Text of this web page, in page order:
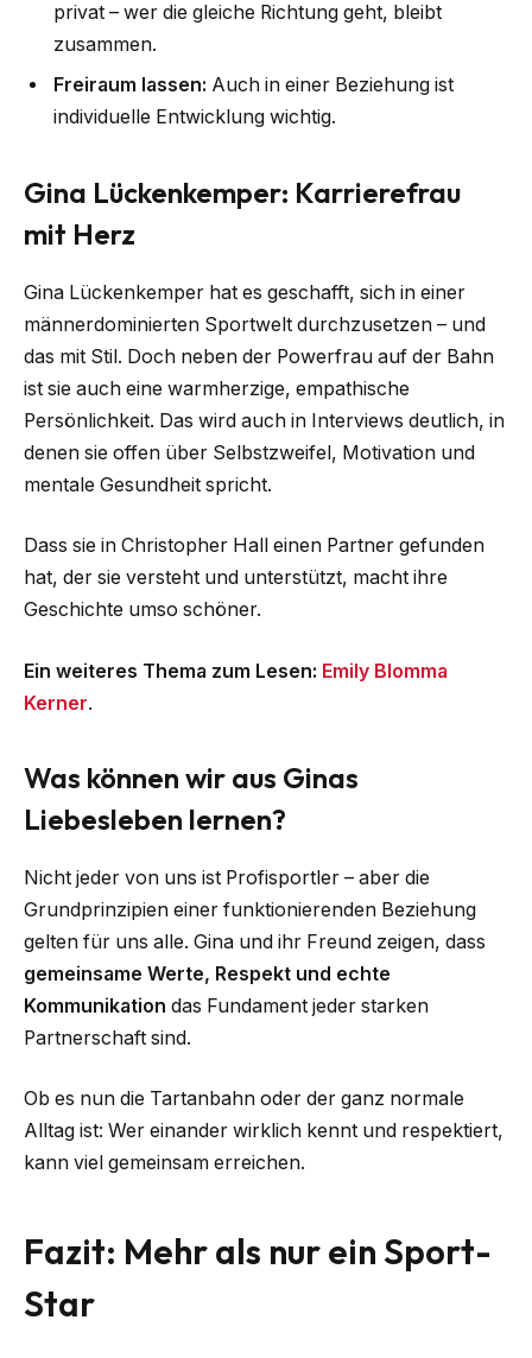
privat – wer die gleiche Richtung geht, bleibt
zusammen.
Freiraum lassen: Auch in einer Beziehung ist
individuelle Entwicklung wichtig.
Gina Lückenkemper: Karrierefrau
mit Herz
Gina Lückenkemper hat es geschafft, sich in einer
männerdominierten Sportwelt durchzusetzen – und
das mit Stil. Doch neben der Powerfrau auf der Bahn
ist sie auch eine warmherzige, empathische
Persönlichkeit. Das wird auch in Interviews deutlich, in
denen sie offen über Selbstzweifel, Motivation und
mentale Gesundheit spricht.
Dass sie in Christopher Hall einen Partner gefunden
hat, der sie versteht und unterstützt, macht ihre
Geschichte umso schöner.
Ein weiteres Thema zum Lesen: Emily Blomma
Kerner.
Was können wir aus Ginas
Liebesleben lernen?
Nicht jeder von uns ist Profisportler – aber die
Grundprinzipien einer funktionierenden Beziehung
gelten für uns alle. Gina und ihr Freund zeigen, dass
gemeinsame Werte, Respekt und echte
Kommunikation das Fundament jeder starken
Partnerschaft sind.
Ob es nun die Tartanbahn oder der ganz normale
Alltag ist: Wer einander wirklich kennt und respektiert,
kann viel gemeinsam erreichen.
Fazit: Mehr als nur ein Sport-
Star